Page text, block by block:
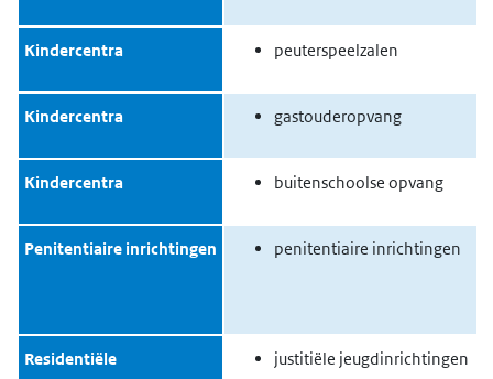
Kindercentra peuterspeelzalen
Kindercentra gastouderopvang
Kindercentra buitenschoolse opvang
Penitentiaire inrichtingen penitentiaire inrichtingen
Residentiële
justitiële jeugdinrichtingen